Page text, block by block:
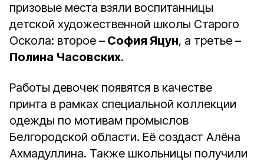
призовые места взяли воспитанницы
детской художественной школы Старого
Оскола: второе – София Яцун, а третье –
Полина Часовских.
Работы девочек появятся в качестве
принта в рамках специальной коллекции
одежды по мотивам промыслов
Белгородской области. Её создаст Алёна
Ахмадуллина. Также школьницы получили